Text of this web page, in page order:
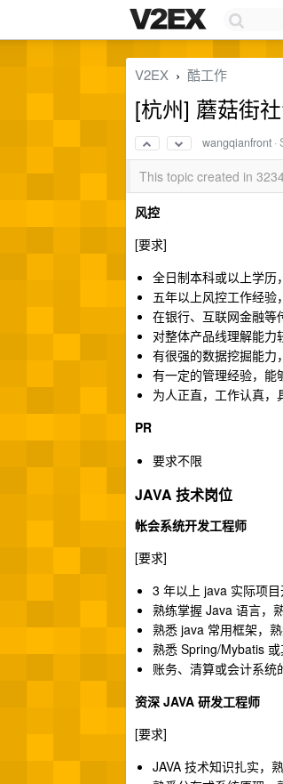
V2EX › 酷工作
[杭州] 蘑菇街
wangqianfront ·
This topic created in
风控
[要求]
全日制本科或以上学历
五年以上风控工作经验
在银行、互联网金融等
对整体产品线理解能力
有很强的数据挖掘能力
有一定的管理经验，能
为人正直，工作认真，
PR
要求不限
JAVA 技术岗位
帐会系统开发工程师
[要求]
3 年以上 java 实际项目
熟练掌握 Java 语言，
熟悉 java 常用框架，
熟悉 Spring/Mybatis 或
账务、清算或会计系统
资深 JAVA 研发工程师
[要求]
JAVA 技术知识扎实，